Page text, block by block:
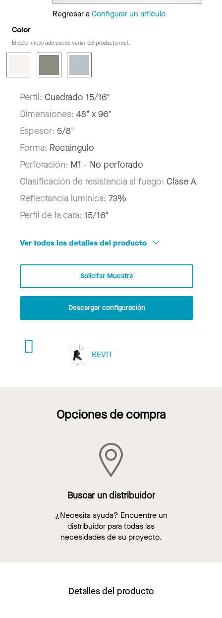
Regresar aConfigurar un artículo
Color
El color mostrado puede variar del producto real.
Perfil: Cuadrado 15/16"
Dimensiones: 48" x 96"
Espesor: 5/8"
Forma: Rectángulo
Perforación: M1 - No perforado
Clasificación de resistencia al fuego: Clase A
Reflectancia lumínica: 73%
Perfil de la cara: 15/16"
Ver todos los detalles del producto
Solicitar Muestra
Descargar configuración
REVIT
Opciones de compra
Buscar un distribuidor
¿Necesita ayuda? Encuentre un
distribuidor para todas las
necesidades de su proyecto.
Detalles del producto